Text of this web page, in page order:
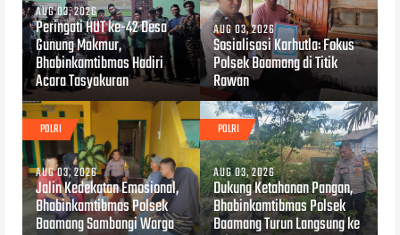
AUG 03, 2026
Peringati HUT ke-42 Desa
Gunung Makmur,
Bhabinkamtibmas Hadiri
Acara Tasyakuran
AUG 03, 2026
Sosialisasi Karhutla: Fokus
Polsek Baamang di Titik
Rawan
POLRI
AUG 03, 2026
Jalin Kedekatan Emosional,
Bhabinkamtibmas Polsek
Baamang Sambangi Warga
POLRI
AUG 03, 2026
Dukung Ketahanan Pangan,
Bhabinkamtibmas Polsek
Baamang Turun Langsung ke